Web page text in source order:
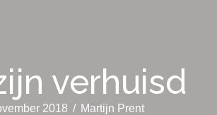
verhuisd
2018 / Martijn Prent